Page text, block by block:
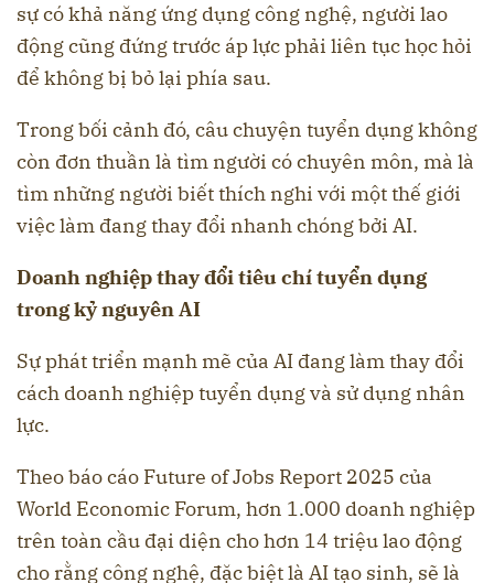
sự có khả năng ứng dụng công nghệ, người lao
động cũng đứng trước áp lực phải liên tục học hỏi
để không bị bỏ lại phía sau.
Trong bối cảnh đó, câu chuyện tuyển dụng không
còn đơn thuần là tìm người có chuyên môn, mà là
tìm những người biết thích nghi với một thế giới
việc làm đang thay đổi nhanh chóng bởi AI.
Doanh nghiệp thay đổi tiêu chí tuyển dụng
trong kỷ nguyên AI
Sự phát triển mạnh mẽ của AI đang làm thay đổi
cách doanh nghiệp tuyển dụng và sử dụng nhân
lực.
Theo báo cáo Future of Jobs Report 2025 của
World Economic Forum, hơn 1.000 doanh nghiệp
trên toàn cầu đại diện cho hơn 14 triệu lao động
cho rằng công nghệ, đặc biệt là AI tạo sinh, sẽ là